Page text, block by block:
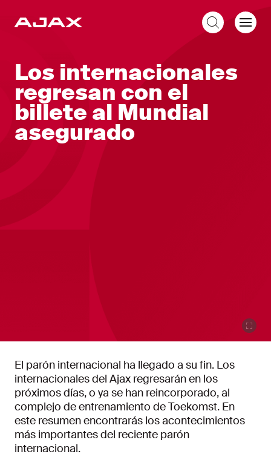
Los internacionales
regresan con el
billete al Mundial
asegurado
El parón internacional ha llegado a su fin. Los
internacionales del Ajax regresarán en los
próximos días, o ya se han reincorporado, al
complejo de entrenamiento de Toekomst. En
este resumen encontrarás los acontecimientos
más importantes del reciente parón
internacional.